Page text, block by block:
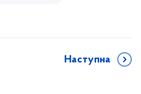
Наступна